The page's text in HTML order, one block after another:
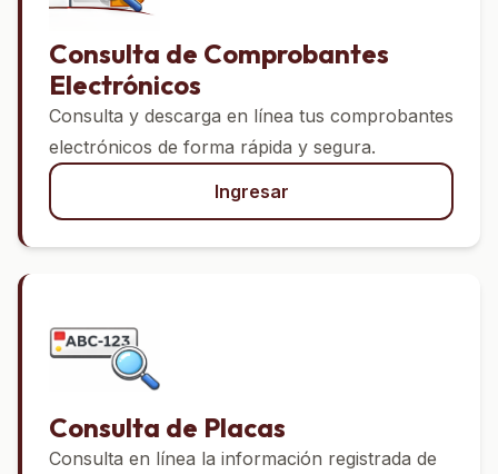
Consulta de Comprobantes
Electrónicos
Consulta y descarga en línea tus comprobantes
electrónicos de forma rápida y segura.
Ingresar
Consulta de Placas
Consulta en línea la información registrada de